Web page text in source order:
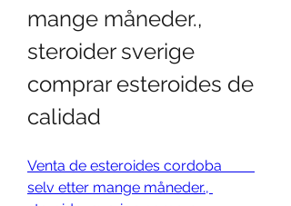
mange måneder.,
steroider sverige
comprar esteroides de
calidad
Venta de esteroides cordoba
selv etter mange måneder.,